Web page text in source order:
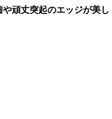
頑丈突起のエッジが美し